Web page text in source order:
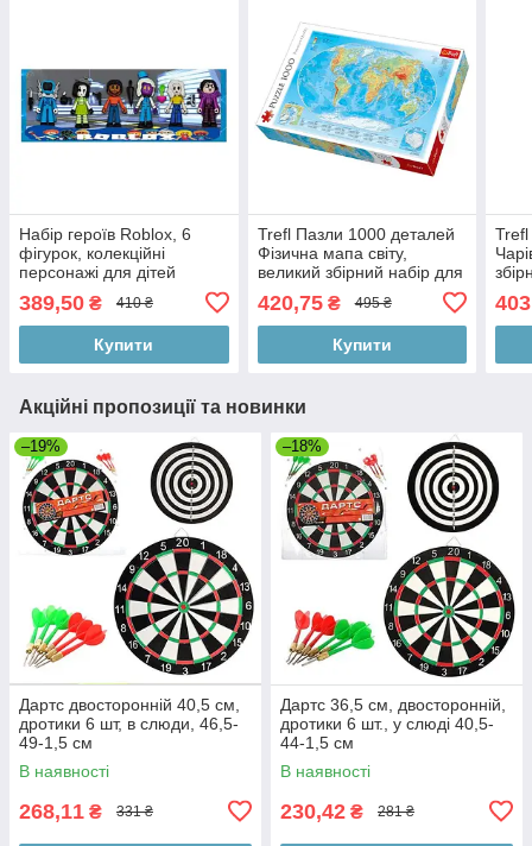
Набір героїв Roblox, 6
фігурок, колекційні
персонажі для дітей
389,50 ₴ 410 ₴
Купити
Trefl Пазли 1000 деталей
Фізична мапа світу,
великий збірний набір для
420,75₴ 495 ₴
Купити
Акційні пропозиції та новинки
–19%
Дартс двосторонній 40,5 см,
дротики 6 шт, в слюди, 46,5-
49-1,5 см
В наявності
268,11 ₴ 331 ₴
–18%
Дартс 36,5 см, двосторонній,
дротики 6 шт., у слюді 40,5-
44-1,5 см
В наявності
230,42 ₴ 281 ₴